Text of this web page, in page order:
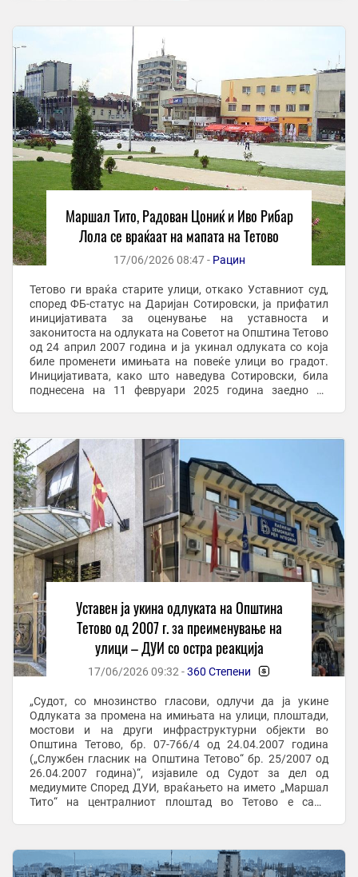
Маршал Тито, Радован Цониќ и Иво Рибар
Лола се враќаат на мапата на Тетово
17/06/2026 08:47 - Рацин
Тетово ги враќа старите улици, откако Уставниот суд,
според ФБ-статус на Даријан Сотировски, ја прифатил
иницијативата за оценување на уставноста и
законитоста на одлуката на Советот на Општина Тетово
од 24 април 2007 година и ја укинал одлуката со која
биле променети имињата на повеќе улици во градот.
Иницијативата, како што наведува Сотировски, била
поднесена на 11 февруари 2025 година заедно со
Уставен ја укина одлуката на Општина
Тетово од 2007 г. за преименување на
улици – ДУИ со остра реакција
17/06/2026 09:32 -360 Степени -
„Судот, со мнозинство гласови, одлучи да ја укине
Одлуката за промена на имињата на улици, плоштади,
мостови и на други инфраструктурни објекти во
Општина Тетово, бр. 07-766/4 од 24.04.2007 година
(„Службен гласник на Општина Тетово“ бр. 25/2007 од
26.04.2007 година)“, изјавиле од Судот за дел од
медиумите Според ДУИ, враќањето на името „Маршал
Тито“ на централниот плоштад во Тетово е само